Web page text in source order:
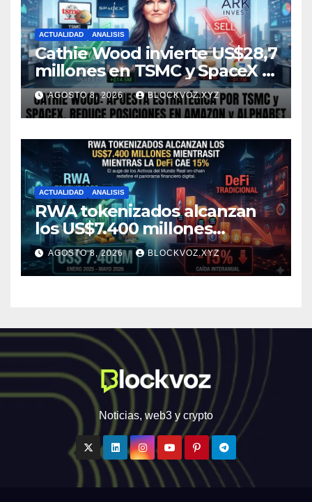
ACTUALIDAD ANALISIS
Cathie Wood invierte US$28,7
millones en TSMC y SpaceX y
reduce posiciones en
Amazon y Alphabet
AGOSTO 8, 2026 BLOCKVOZ.XYZ
ACTUALIDAD ANALISIS
RWA tokenizados alcanzan
los US$7.400 millones
mientras la DeFi cae 15%
AGOSTO 8, 2026 BLOCKVOZ.XYZ
Noticias, web3 y crypto